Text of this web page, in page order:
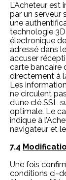
L’Acheteur
par un serveur
une
technologie
électronique
adressé dans
accuser
carte bancaire
directement à
Les
ne circulent
d’une clé SSL
optimale. Le
indique à
navigateur et
7.4
Une fois
conditions ci-